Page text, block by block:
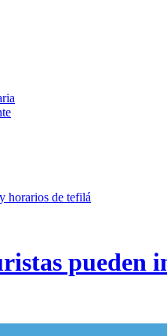
horarios de tefilá
pueden